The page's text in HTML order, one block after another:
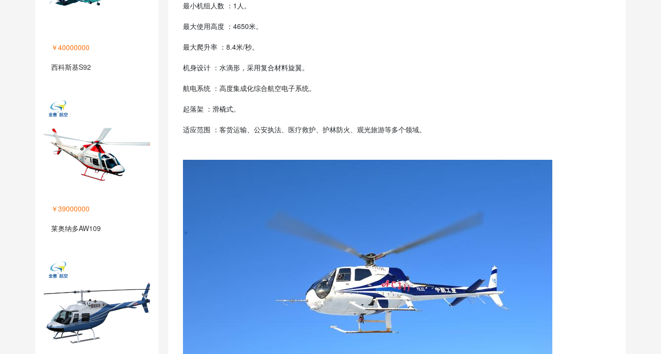
￥40000000
西科斯基S92
￥39000000
莱奥纳多AW109
最小机组人数 ：1人。
最大使用高度 ：4650米。
最大爬升率 ：8.4米/秒。
机身设计 ：水滴形，采用复合材料旋翼。
航电系统 ：高度集成化综合航空电子系统。
起落架 ：滑橇式。
适应范围 ：客货运输、公安执法、医疗救护、护林防火、观光旅游等多个领域。